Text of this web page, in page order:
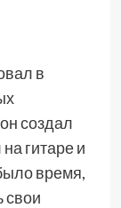
в
создал
гитаре и
время,
свои